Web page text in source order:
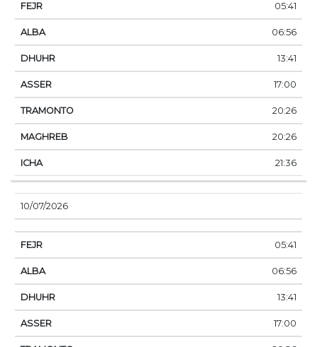
05:41
06:56
13:41
17:00
20:26
20:26
21:36
10/07/2026
05:41
06:56
13:41
17:00